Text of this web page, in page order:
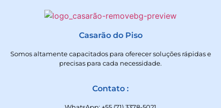
Casarão do Piso
Somos altamente capacitados para oferecer soluções rápidas e
precisas para cada necessidade.
Contato :